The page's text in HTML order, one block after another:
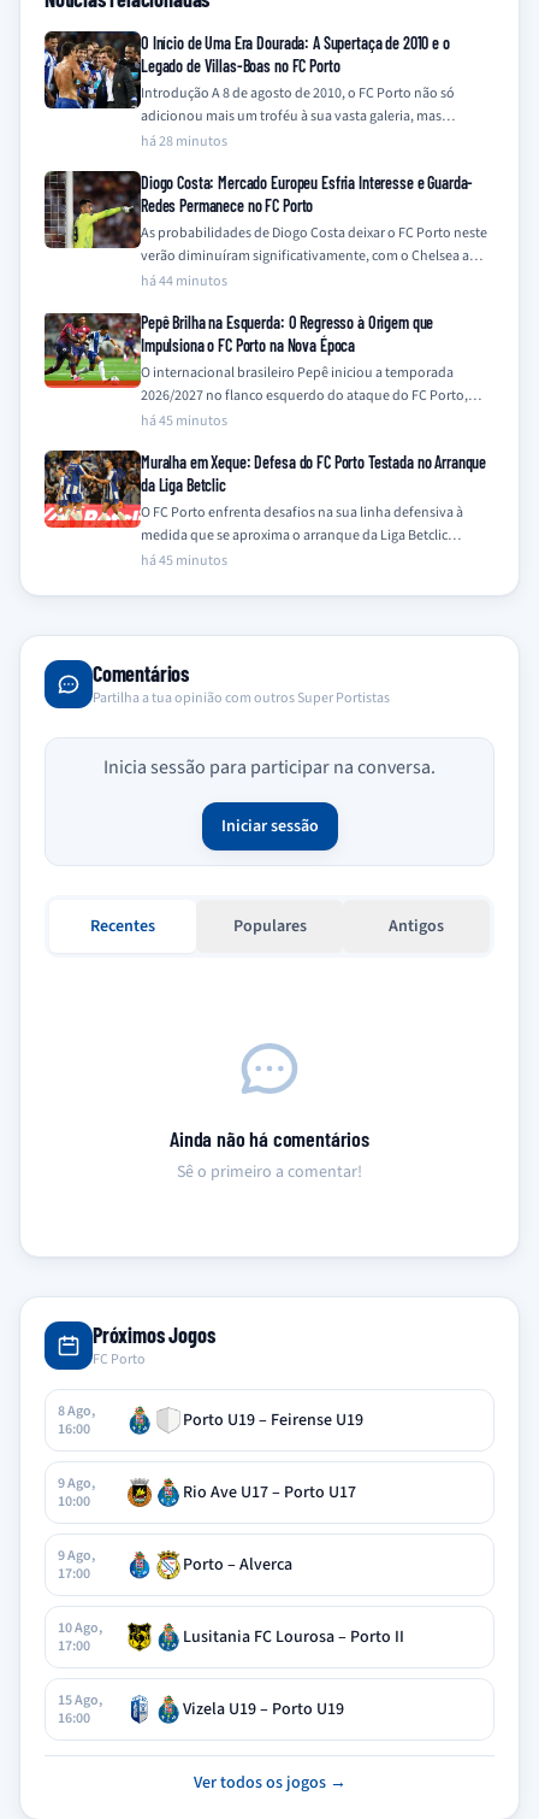
O Início de Uma Era Dourada: A Supertaça de 2010 e o
Legado de Villas-Boas no FC Porto
Introdução A 8 de agosto de 2010, o FC Porto não só
adicionou mais um troféu à sua vasta galeria, mas
também…
há 28 minutos
Diogo Costa: Mercado Europeu Esfria Interesse e Guarda-
Redes Permanece no FC Porto
As probabilidades de Diogo Costa deixar o FC Porto neste
verão diminuíram significativamente, com o Chelsea a
descartar o interesse e outros…
há 44 minutos
Pepê Brilha na Esquerda: O Regresso à Origem que
Impulsiona o FC Porto na Nova Época
O internacional brasileiro Pepê iniciou a temporada
2026/2027 no flanco esquerdo do ataque do FC Porto,
uma posição onde demonstra particular à-vontade,…
há 45 minutos
Muralha em Xeque: Defesa do FC Porto Testada no Arranque
da Liga Betclic
O FC Porto enfrenta desafios na sua linha defensiva à
medida que se aproxima o arranque da Liga Betclic
2026/2027, com a…
há 45 minutos
Comentários
Partilha a tua opinião com outros Super Portistas
Inicia sessão para participar na conversa.
Iniciar sessão
Recentes Populares Antigos
Ainda não há comentários
Sê o primeiro a comentar!
Próximos Jogos
FC Porto
8 Ago,
16:00
Porto U19 – Feirense U19
9 Ago,
10:00
Rio Ave U17 – Porto U17
9 Ago,
17:00
Porto – Alverca
10 Ago,
17:00
Lusitania FC Lourosa – Porto II
15 Ago,
16:00
Vizela U19 – Porto U19
Ver todos os jogos →